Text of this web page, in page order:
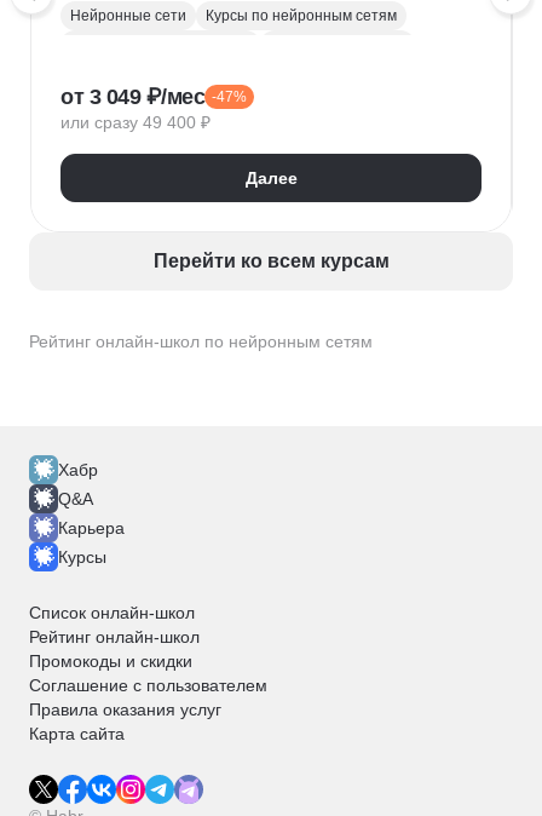
Рейтинг онлайн-школ по нейронным сетям
Нейронные сети
Курсы по нейронным сетям
от 3 049 ₽/мес -47%
или сразу 49 400 ₽
Далее
Перейти ко всем курсам
Хабр
Q&A
Карьера
Курсы
Список онлайн-школ
Рейтинг онлайн-школ
Промокоды и скидки
Соглашение с пользователем
Правила оказания услуг
Карта сайта